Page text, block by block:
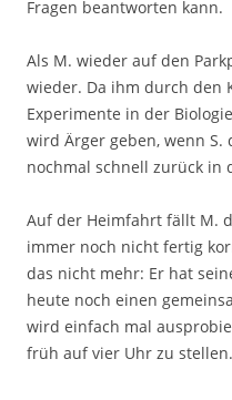
Fragen beantworten kann.
Als M. wieder auf den
wieder. Da ihm durch den
Experimente in der
wird Ärger geben, wenn S.
nochmal schnell zurück in
Auf der Heimfahrt fällt M.
immer noch nicht fertig
das nicht mehr: Er hat
heute noch einen
wird einfach mal
früh auf vier Uhr zu stellen.